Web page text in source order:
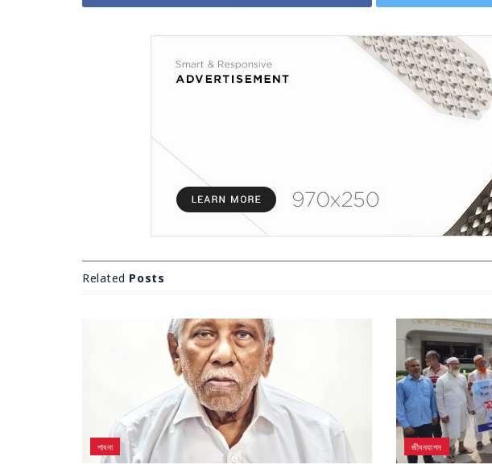
Related Posts
পাবনা জীবনযাপন